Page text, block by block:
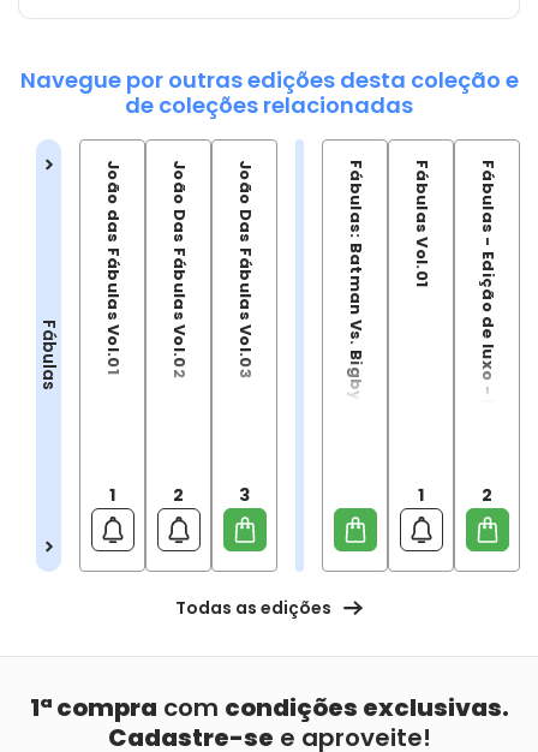
Navegue por outras edições desta coleção e
de coleções relacionadas
Fábulas João das Fábulas Vol.01
1
João Das Fábulas Vol.02
2
João Das Fábulas Vol.03
3
Fábulas: Batman Vs. Bigby Fábulas Vol.01
1
Fábulas - Edição de luxo - Livro 02
2
Todas as edições